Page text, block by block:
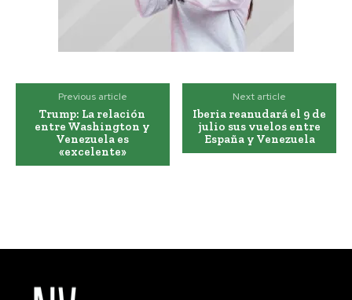
Previous article
Trump: La relación
entre Washington y
Venezuela es
«excelente»
Next article
Iberia reanudará el 9 de
julio sus vuelos entre
España y Venezuela